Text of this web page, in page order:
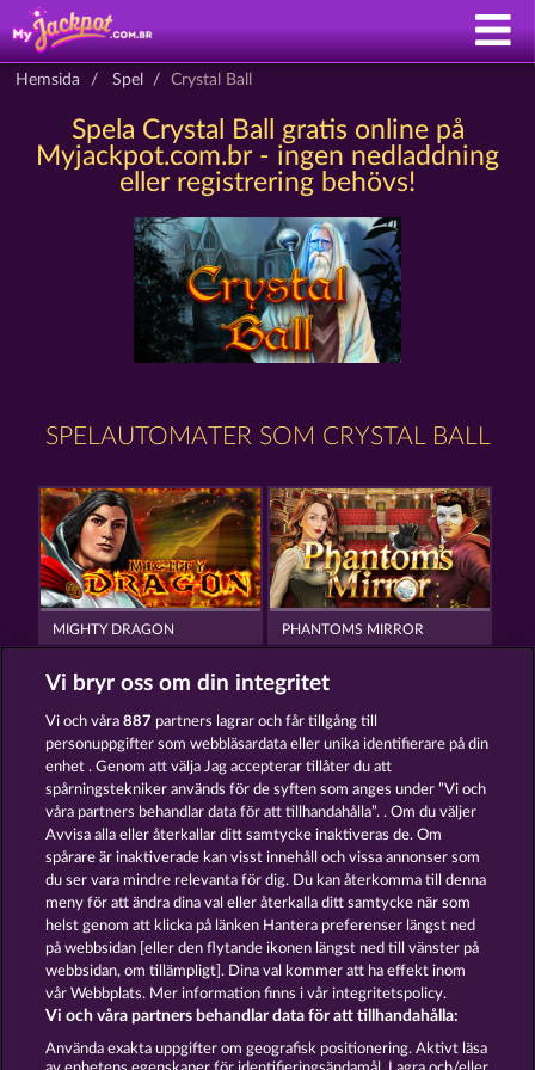
Hemsida Spel Crystal Ball
Spela Crystal Ball gratis online på
Myjackpot.com.br - ingen nedladdning
eller registrering behövs!
SPELAUTOMATER SOM CRYSTAL BALL
MIGHTY DRAGON PHANTOMS MIRROR
THE GRIFFIN THE LAND OF HEROES
Användarvillkor Sekretesspolicy Avtryck
Om Företaget FAQ Partnerprogram
Facebook
Skicka in en begäran om att ångra köpet
Vi bryr oss om din integritet
Vi och våra887 partners lagrar och får tillgång till
personuppgifter som webbläsardata eller unika identifierare på din
enhet . Genom att välja Jag accepterar tillåter du att
spårningstekniker används för de syften som anges under ”Vi och
våra partners behandlar data för att tillhandahålla”. . Om du väljer
Avvisa alla eller återkallar ditt samtycke inaktiveras de. Om
spårare är inaktiverade kan visst innehåll och vissa annonser som
du ser vara mindre relevanta för dig. Du kan återkomma till denna
meny för att ändra dina val eller återkalla ditt samtycke när som
helst genom att klicka på länken Hantera preferenser längst ned
på webbsidan [eller den flytande ikonen längst ned till vänster på
webbsidan, om tillämpligt]. Dina val kommer att ha effekt inom
vår Webbplats. Mer information finns i vår integritetspolicy.
Vi och våra partners behandlar data för att tillhandahålla:
Använda exakta uppgifter om geografisk positionering. Aktivt läsa